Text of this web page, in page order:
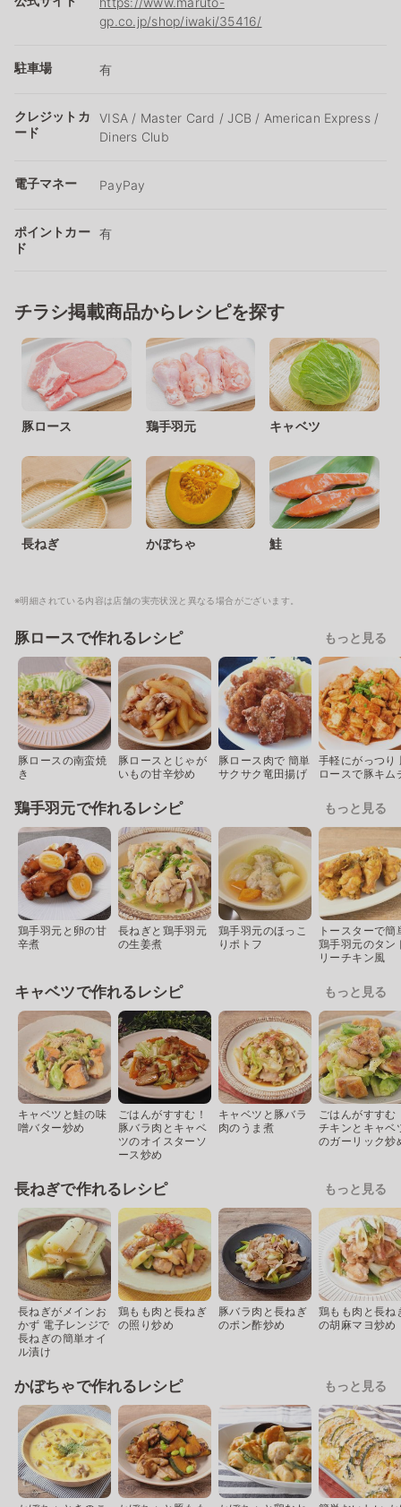
gp.co.jp/shop/iwaki/35416/
駐車場 有
クレジットカ
ード
VISA / Master Card / JCB / American Express /
Diners Club
電子マネー PayPay
ポイントカー
ド
有
チラシ掲載商品からレシピを探す
豚ロース 鶏手羽元 キャベツ
長ねぎ かぼちゃ 鮭
※明細されている内容は店舗の実売状況と異なる場合がございます。
豚ロースで作れるレシピ もっと見る
豚ロースの南蛮焼
き
豚ロースとじゃが
いもの甘辛炒め
豚ロース肉で 簡単
サクサク竜田揚げ
手軽にがっつり
ロースで豚キム
鶏手羽元で作れるレシピ もっと見る
鶏手羽元と卵の甘
辛煮
長ねぎと鶏手羽元
の生姜煮
鶏手羽元のほっこ
りポトフ
トースターで簡
鶏手羽元のタン
リーチキン風
キャベツで作れるレシピ もっと見る
キャベツと鮭の味
噌バター炒め
ごはんがすすむ！
豚バラ肉とキャベ
ツのオイスターソ
ース炒め
キャベツと豚バラ
肉のうま煮
ごはんがすすむ
チキンとキャベ
のガーリック炒
長ねぎで作れるレシピ もっと見る
長ねぎがメインお
かず 電子レンジで
長ねぎの簡単オイ
ル漬け
鶏もも肉と長ねぎ
の照り炒め
豚バラ肉と長ねぎ
のポン酢炒め
鶏もも肉と長ね
の胡麻マヨ炒め
かぼちゃで作れるレシピ もっと見る